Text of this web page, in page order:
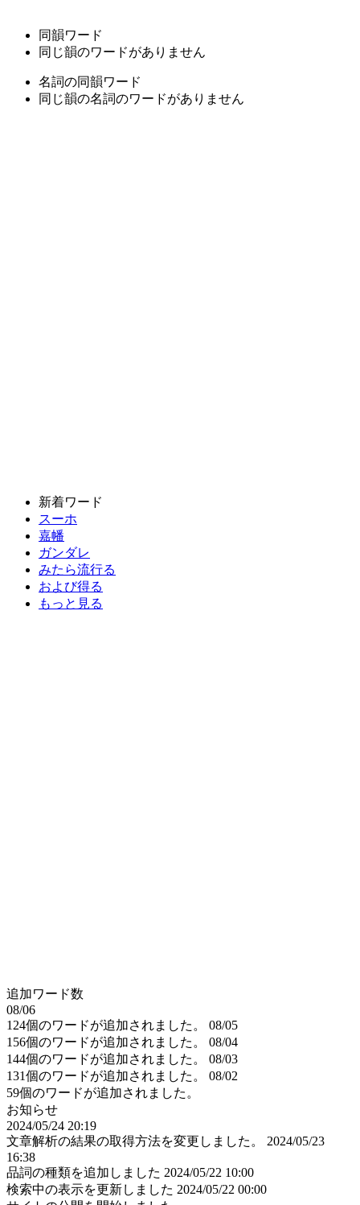
同韻ワード
同じ韻のワードがありません
名詞の同韻ワード
同じ韻の名詞のワードがありません
新着ワード
スーホ
嘉幡
ガンダレ
みたら流行る
および得る
もっと見る
追加ワード数
08/06
124個のワードが追加されました。
08/05
156個のワードが追加されました。
08/04
144個のワードが追加されました。
08/03
131個のワードが追加されました。
08/02
59個のワードが追加されました。
お知らせ
2024/05/24 20:19
文章解析の結果の取得方法を変更しました。
2024/05/23
16:38
品詞の種類を追加しました 2024/05/22 10:00
検索中の表示を更新しました 2024/05/22 00:00